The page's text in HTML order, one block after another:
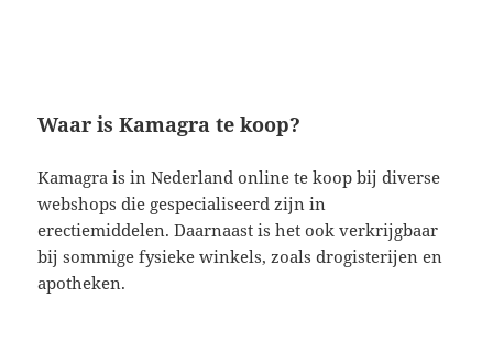
Waar is Kamagra te koop?
Kamagra is in Nederland online te koop bij diverse
webshops die gespecialiseerd zijn in
erectiemiddelen. Daarnaast is het ook verkrijgbaar
bij sommige fysieke winkels, zoals drogisterijen en
apotheken.